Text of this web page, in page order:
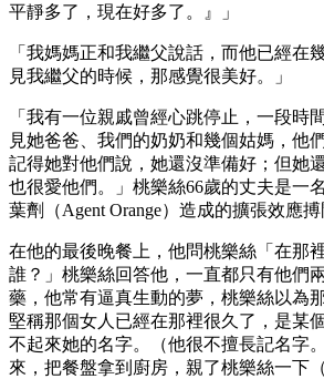
平靜多了，現在好多了。』」
「我媽媽正和我繼父說話，而他已經在
見我繼父的時候，那感覺很美好。」
「我有一位親戚曾經心跳停止，一段時
見她爸爸、我們的奶奶和幾個姑媽，他
記得她對他們說，她還沒準備好；但她
也很愛他們。」桃樂絲66歲的丈夫是一
葉劑（Agent Orange）造成的擴張效應搏
在他的最後晚餐上，他問桃樂絲「在那
誰？」桃樂絲回答他，一直都只有他們
藥，他常有逼真生動的夢，桃樂絲以為
堅稱那個女人已經在那裡很久了，是某
不起來她的名字。（他很不擅長記名字
來，把餐盤拿到廚房，親了桃樂絲一下